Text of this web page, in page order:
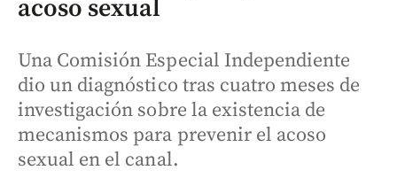
acoso sexual
Una Comisión Especial Independiente
dio un diagnóstico tras cuatro meses de
investigación sobre la existencia de
mecanismos para prevenir el acoso
sexual en el canal.